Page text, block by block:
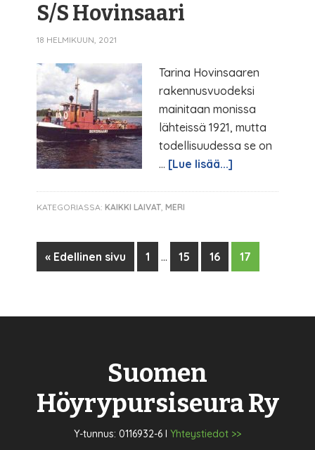
S/S Hovinsaari
18 HELMIKUUN, 2021
Tarina Hovinsaaren
rakennusvuodeksi
mainitaan monissa
lähteissä 1921, mutta
todellisuudessa se on
… [Lue lisää...]
KATEGORIASSA:KAIKKI LAIVAT,MERI
« Edellinen sivu 1 … 15 16 17
Suomen
Höyrypursiseura Ry
Y-tunnus: 0116932-6 I Yhteystiedot >>